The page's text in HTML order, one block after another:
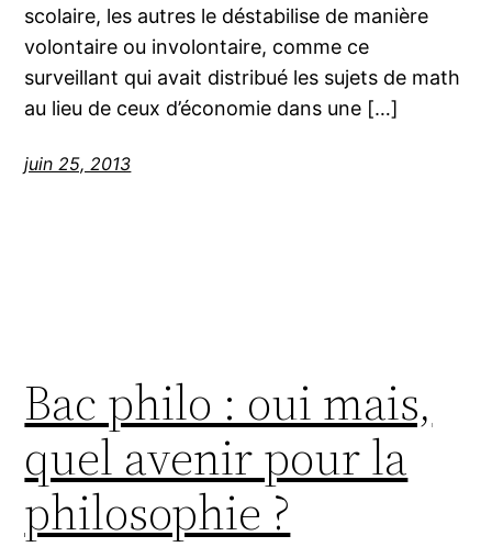
scolaire, les autres le déstabilise de manière
volontaire ou involontaire, comme ce
surveillant qui avait distribué les sujets de math
au lieu de ceux d’économie dans une […]
juin 25, 2013
Bac philo : oui mais,
quel avenir pour la
philosophie ?